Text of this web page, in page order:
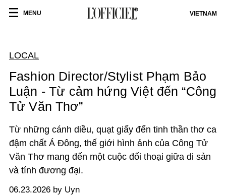
MENU VIETNAM
LOCAL
Fashion Director/Stylist Phạm Bảo
Luận - Từ cảm hứng Việt đến “Công
Tử Văn Thơ”
Từ những cánh diều, quạt giấy đến tinh thần thơ ca
đậm chất Á Đông, thế giới hình ảnh của Công Tử
Văn Thơ mang đến một cuộc đối thoại giữa di sản
và tính đương đại.
06.23.2026 by Uyn